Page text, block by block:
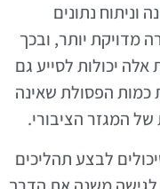
וניתוח נתונים
מדויקת יותר, ובכך
יכולות לסייע גם
כמות הפסולת שאינה
של המגזר הציבורי.
לבצע תהליכים